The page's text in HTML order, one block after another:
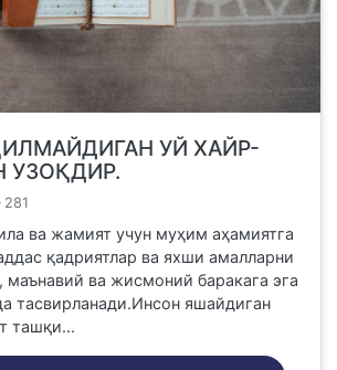
УЙ ХАЙР-
УЗОҚДИР.
281
ва жамият учун муҳим аҳамиятга
қадриятлар ва яхши амалларни
маънавий ва жисмоний баракага эга
тасвирланади.Инсон яшайдиган
ташқи...